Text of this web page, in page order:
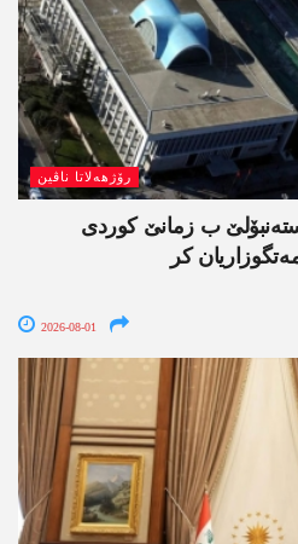
رۆژھەلاتا ناڤین
ب زمانێ کوردی
کر
2026-08-01